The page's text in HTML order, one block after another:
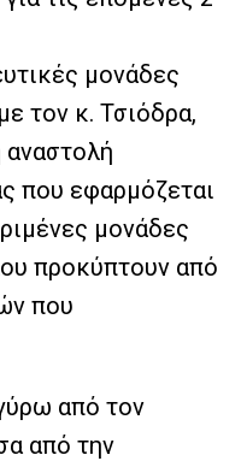
μονάδες
τον κ. Τσιόδρα,
αναστολή
που εφαρμόζεται
μονάδες
προκύπτουν από
που
από τον
από την